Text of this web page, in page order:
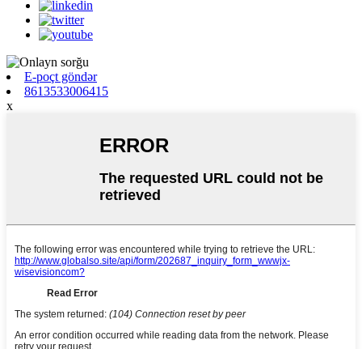
E-poçt göndər
8613533006415
x